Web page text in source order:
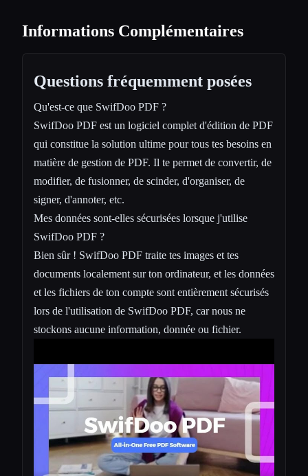
Informations Complémentaires
Questions fréquemment posées
Qu'est-ce que SwifDoo PDF ?
SwifDoo PDF est un logiciel complet d'édition de PDF
qui constitue la solution ultime pour tous tes besoins en
matière de gestion de PDF. Il te permet de convertir, de
modifier, de fusionner, de scinder, d'organiser, de
signer, d'annoter, etc.
Mes données sont-elles sécurisées lorsque j'utilise
SwifDoo PDF ?
Bien sûr ! SwifDoo PDF traite tes images et tes
documents localement sur ton ordinateur, et les données
et les fichiers de ton compte sont entièrement sécurisés
lors de l'utilisation de SwifDoo PDF, car nous ne
stockons aucune information, donnée ou fichier.